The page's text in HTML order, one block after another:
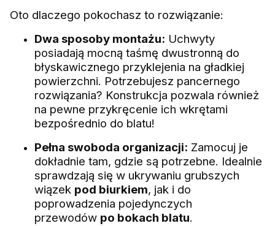
Oto dlaczego pokochasz to rozwiązanie:
Dwa sposoby montażu: Uchwyty
posiadają mocną taśmę dwustronną do
błyskawicznego przyklejenia na gładkiej
powierzchni. Potrzebujesz pancernego
rozwiązania? Konstrukcja pozwala również
na pewne przykręcenie ich wkrętami
bezpośrednio do blatu!
Pełna swoboda organizacji: Zamocuj je
dokładnie tam, gdzie są potrzebne. Idealnie
sprawdzają się w ukrywaniu grubszych
wiązek pod biurkiem, jak i do
poprowadzenia pojedynczych
przewodów po bokach blatu.